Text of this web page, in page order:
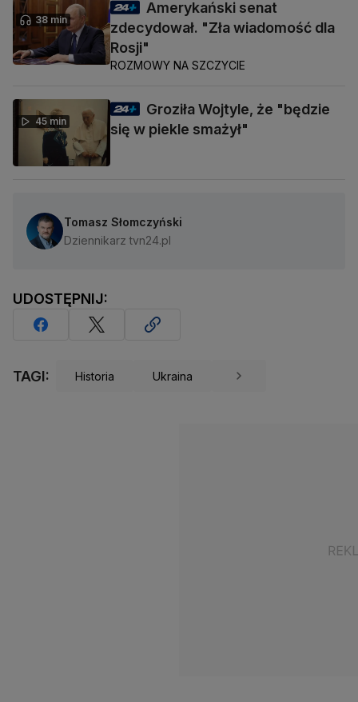
38 min
Amerykański senat
zdecydował. "Zła wiadomość dla
Rosji"
ROZMOWY NA SZCZYCIE
45 min
Groziła Wojtyle, że "będzie
się w piekle smażył"
Tomasz Słomczyński
Dziennikarz tvn24.pl
UDOSTĘPNIJ:
TAGI: Historia Ukraina